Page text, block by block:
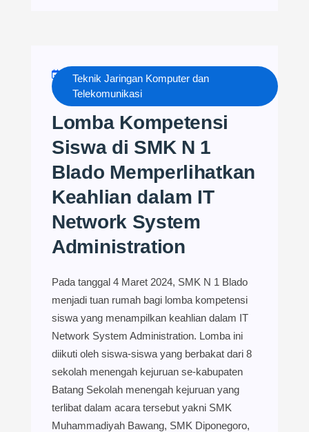
Teknik Jaringan Komputer dan
Telekomunikasi
MARCH 7, 2024
TJKT NESADO
NO COMMENTS
Lomba Kompetensi
Siswa di SMK N 1
Blado Memperlihatkan
Keahlian dalam IT
Network System
Administration
Pada tanggal 4 Maret 2024, SMK N 1 Blado
menjadi tuan rumah bagi lomba kompetensi
siswa yang menampilkan keahlian dalam IT
Network System Administration. Lomba ini
diikuti oleh siswa-siswa yang berbakat dari 8
sekolah menengah kejuruan se-kabupaten
Batang Sekolah menengah kejuruan yang
terlibat dalam acara tersebut yakni SMK
Muhammadiyah Bawang, SMK Diponegoro,